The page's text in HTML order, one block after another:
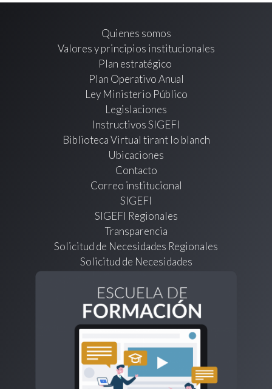
Quienes somos
Valores y principios institucionales
Plan estratégico
Plan Operativo Anual
Ley Ministerio Público
Legislaciones
Instructivos SIGEFI
Biblioteca Virtual tirant lo blanch
Ubicaciones
Contacto
Correo institucional
SIGEFI
SIGEFI Regionales
Transparencia
Solicitud de Necesidades Regionales
Solicitud de Necesidades